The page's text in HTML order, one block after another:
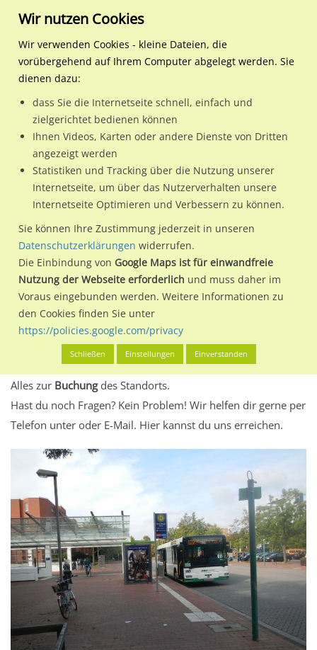
Regionale Plakatwerbung Niedersachsen
Hannover, Landeshauptstadt
HST Mühlenberger
Nutze günstige Werbemöglichkeiten am Standort HST
Mühlenberger Markt (Bus) li. außenim Ortsteil Mühlenberg)
in Hannover, Landeshauptstadt.
Wir erheben für jede unserer Werbeflächen individuelle und
aktuelleStandortinformationenundLeistungswerte. Damit
kannst du dich schon vor der Buchung im Detail über den
Standort, seine Reichweite und Werbewirkung sowie
eventuelle Beschränkungen in den zugelassenen
Werbeinhalten informieren.
Alles klar? Dann findest du direkt im unteren Teil dieser Seite
Alles zur Buchungdes Standorts.
Hast du noch Fragen? Kein Problem! Wir helfen dir gerne per
Telefon unter oder E-Mail. Hier kannst du uns erreichen.
Wir nutzen Cookies
Wir verwenden Cookies - kleine Dateien, die
vorübergehend auf Ihrem Computer abgelegt werden. Sie
dienen dazu:
dass Sie die Internetseite schnell, einfach und
zielgerichtet bedienen können
Ihnen Videos, Karten oder andere Dienste von Dritten
angezeigt werden
Statistiken und Tracking über die Nutzung unserer
Internetseite, um über das Nutzerverhalten unsere
Internetseite Optimieren und Verbessern zu können.
Sie können Ihre Zustimmung jederzeit in unseren
Datenschutzerklärungen widerrufen.
Die Einbindung von Google Maps ist für einwandfreie
Nutzung der Webseite erforderlich und muss daher im
Voraus eingebunden werden. Weitere Informationen zu
den Cookies finden Sie unter
https://policies.google.com/privacy
Schließen Einstellungen Einverstanden